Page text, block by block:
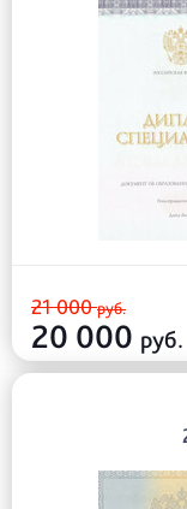
21 000руб.
20 000 руб.